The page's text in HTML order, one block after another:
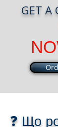
GET A
❓ Що